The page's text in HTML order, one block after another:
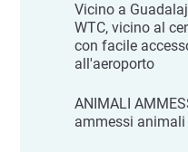
Vicino a
WTC, vicino al
con facile
all'aeroporto
ANIMALI
ammessi